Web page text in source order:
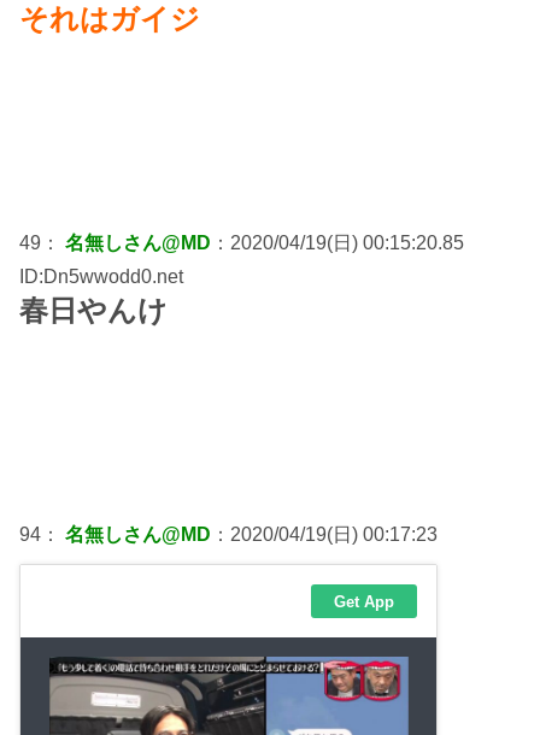
それはガイジ
49： 名無しさん@MD ：2020/04/19(日) 00:15:20.85
ID:Dn5wwodd0.net
春日やんけ
94： 名無しさん@MD ：2020/04/19(日) 00:17:23